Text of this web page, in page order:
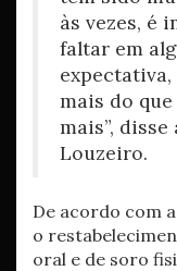
às vezes, é
faltar em
expectativa,
mais do
mais”,
Louzeiro.
De acordo com
o
oral e de soro